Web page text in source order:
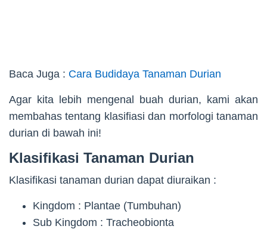
Baca Juga : Cara Budidaya Tanaman Durian
Agar kita lebih mengenal buah durian, kami akan
membahas tentang klasifiasi dan morfologi tanaman
durian di bawah ini!
Klasifikasi Tanaman Durian
Klasifikasi tanaman durian dapat diuraikan :
Kingdom : Plantae (Tumbuhan)
Sub Kingdom : Tracheobionta